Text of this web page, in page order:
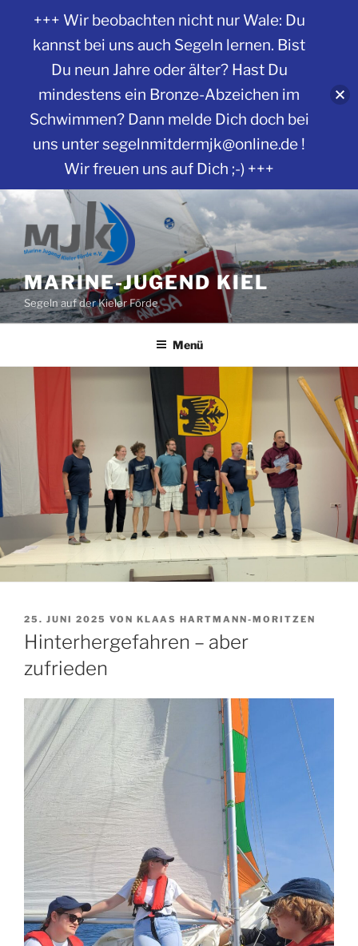
Zum
Inhalt
springen
MARINE-JUGEND KIEL
Segeln auf der Kieler Förde
Menü
VERÖFFENTLICHT
AM
25. JUNI 2025 VON KLAAS HARTMANN-MORITZEN
Hinterhergefahren – aber
zufrieden
+++ Wir beobachten nicht nur Wale: Du
kannst bei uns auch Segeln lernen. Bist
Du neun Jahre oder älter? Hast Du
mindestens ein Bronze-Abzeichen im
Schwimmen? Dann melde Dich doch bei
uns unter segelnmitdermjk@online.de !
Wir freuen uns auf Dich ;-) +++